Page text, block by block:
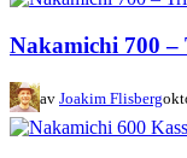
Nakamichi 700
av Joakim Flisberg